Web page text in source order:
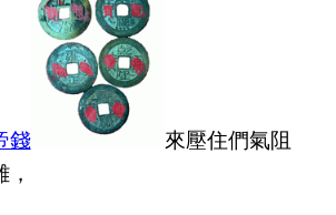
錢
來壓住們氣阻